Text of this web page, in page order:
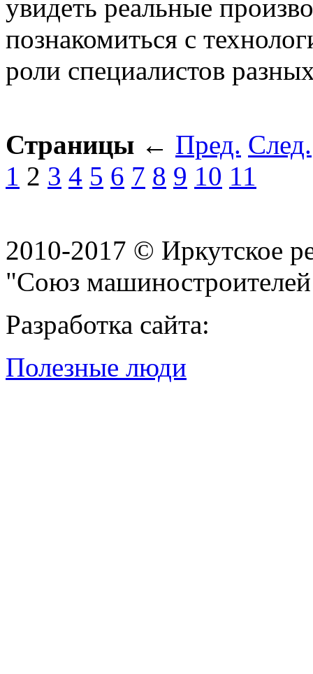
увидеть реальные
познакомиться с
роли специалистов
Страницы ← Пред. След.
1 2 3 4 5 6 7 8 9 10 11
2010-2017 © Иркутское
"Союз
Разработка сайта:
Полезные люди